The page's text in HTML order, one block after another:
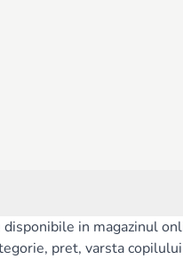
in magazinul
pret, varsta